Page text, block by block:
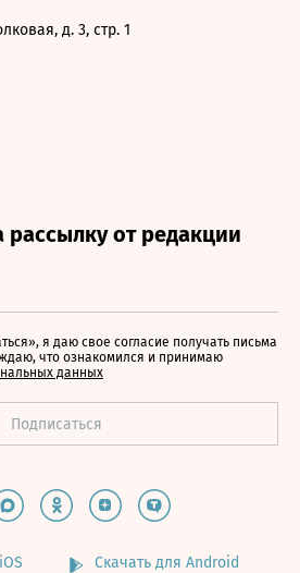
д. 3, стр. 1
я даю свое согласие получать письма
что ознакомился и принимаю
данных
Скачать для Android